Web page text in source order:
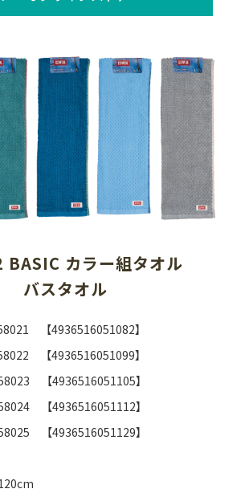
BASIC カラー組タオル
バスタオル
【4936516051082】
【4936516051099】
【4936516051105】
【4936516051112】
【4936516051129】